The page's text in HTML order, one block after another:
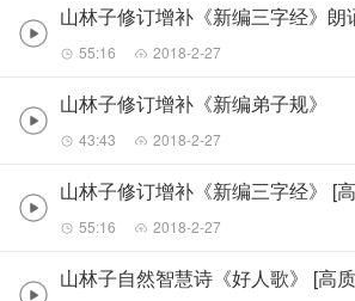
山林子修订增补《新编三字经》朗
55:16 2018-2-27
山林子修订增补《新编弟子规》
43:43 2018-2-27
山林子修订增补《新编三字经》 [
55:16 2018-2-27
山林子自然智慧诗《好人歌》 [高